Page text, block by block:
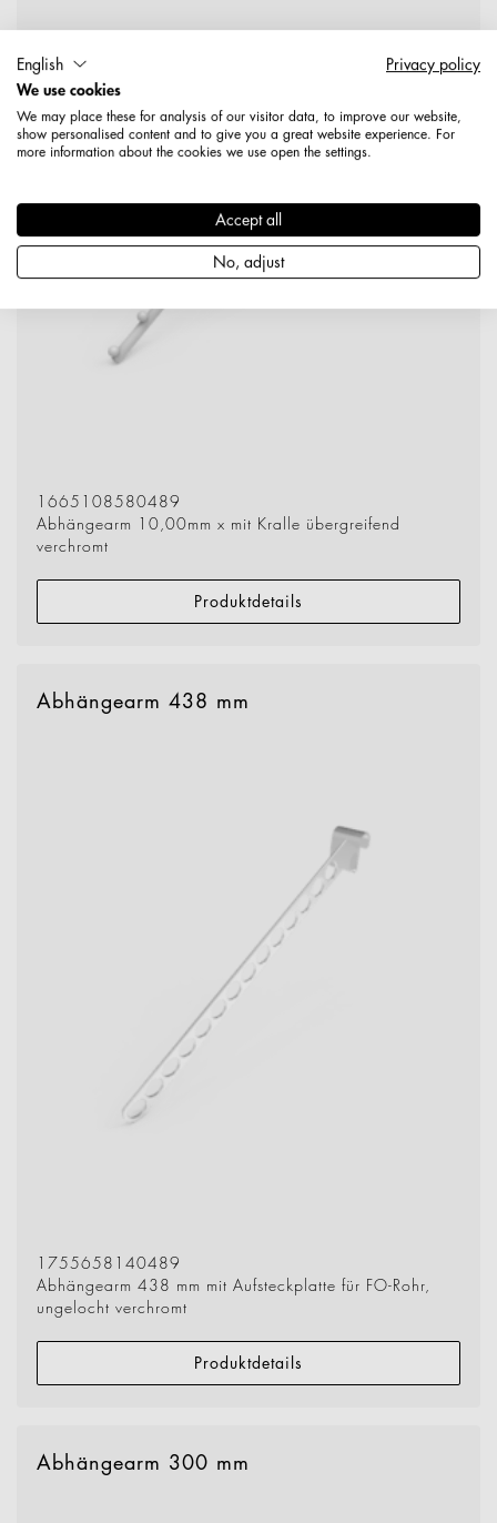
1665108580489
Abhängearm 10,00mm x mit Kralle übergreifend
verchromt
Produktdetails
Abhängearm 438 mm
1755658140489
Abhängearm 438 mm mit Aufsteckplatte für FO-Rohr,
ungelocht verchromt
Produktdetails
Abhängearm 300 mm
English
Privacy policy
We use cookies
We may place these for analysis of our visitor data, to improve our website,
show personalised content and to give you a great website experience. For
more information about the cookies we use open the settings.
Accept all
No, adjust